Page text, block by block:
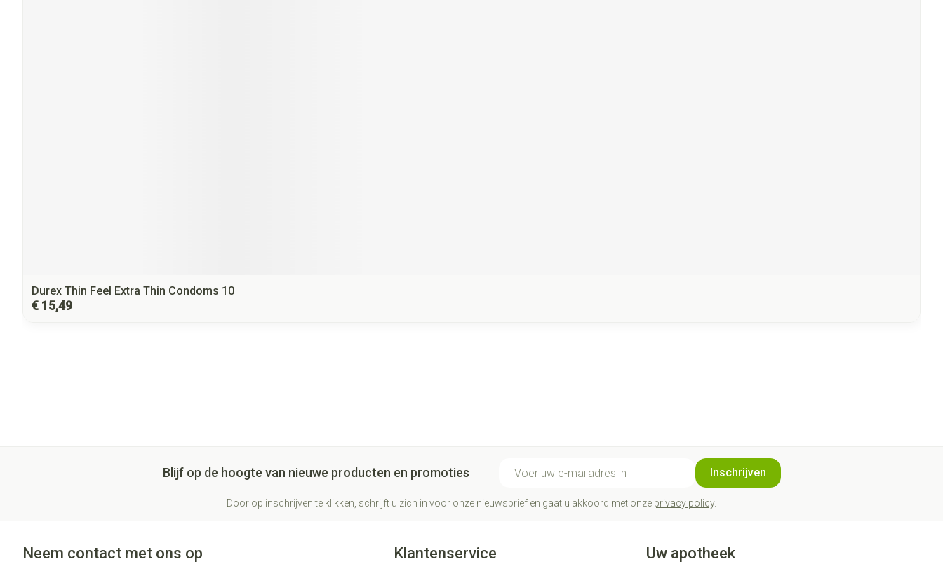
Durex Thin Feel Extra Thin Condoms 10
€ 15,49
Blijf op de hoogte van nieuwe producten en promoties Inschrijven
Door op inschrijven te klikken, schrijft u zich in voor onze nieuwsbrief en gaat u akkoord met onze privacy policy.
Neem contact met ons op Klantenservice Uw apotheek